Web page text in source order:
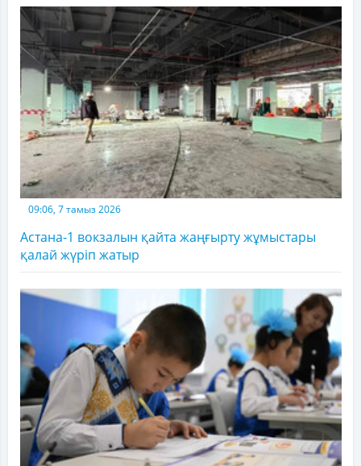
09:06, 7 тамыз 2026
Астана-1 вокзалын қайта жаңғырту жұмыстары
қалай жүріп жатыр